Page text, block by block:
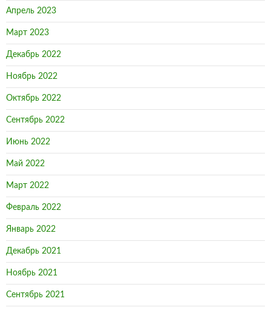
Апрель 2023
Март 2023
Декабрь 2022
Ноябрь 2022
Октябрь 2022
Сентябрь 2022
Июнь 2022
Май 2022
Март 2022
Февраль 2022
Январь 2022
Декабрь 2021
Ноябрь 2021
Сентябрь 2021